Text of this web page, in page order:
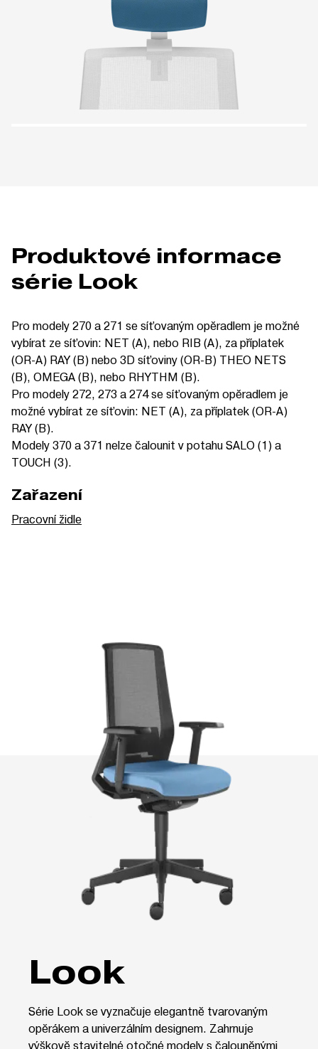
Produktové informace
série Look
Pro modely 270 a 271 se síťovaným opěradlem je možné
vybírat ze síťovin: NET (A), nebo RIB (A), za příplatek
(OR-A) RAY (B) nebo 3D síťoviny (OR-B) THEO NETS
(B), OMEGA (B), nebo RHYTHM (B).
Pro modely 272, 273 a 274 se síťovaným opěradlem je
možné vybírat ze síťovin: NET (A), za příplatek (OR-A)
RAY (B).
Modely 370 a 371 nelze čalounit v potahu SALO (1) a
TOUCH (3).
Zařazení
Pracovní židle
Look
Série Look se vyznačuje elegantně tvarovaným
opěrákem a univerzálním designem. Zahrnuje
výškově stavitelné otočné modely s čalouněnými